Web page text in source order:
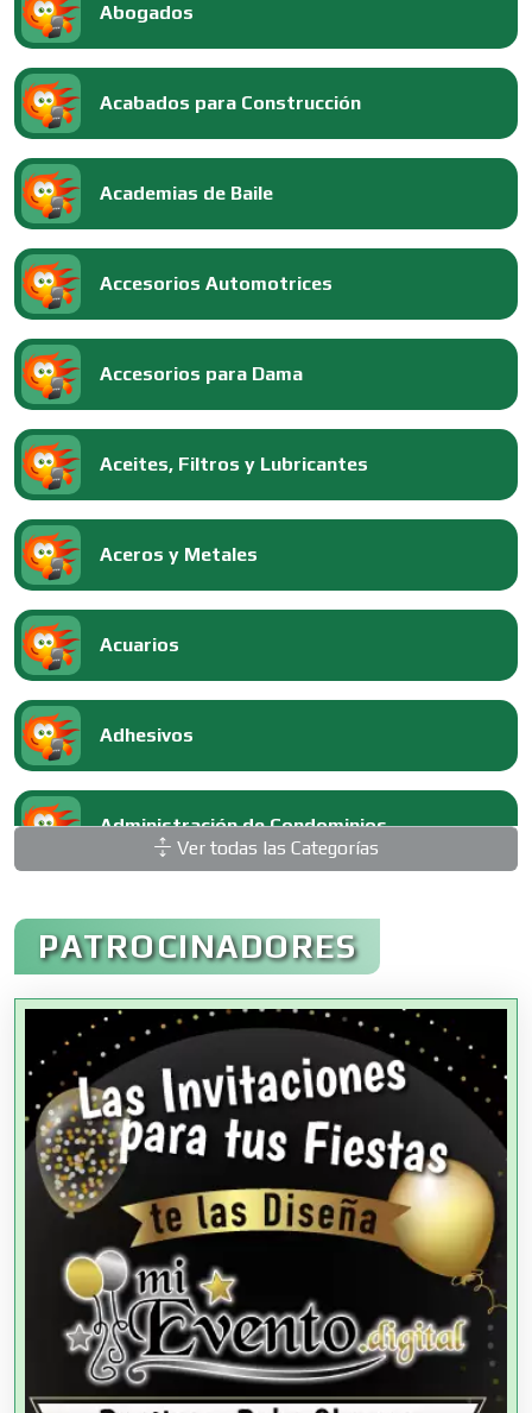
Abogados
Acabados para Construcción
Academias de Baile
Accesorios Automotrices
Accesorios para Dama
Aceites, Filtros y Lubricantes
Aceros y Metales
Acuarios
Adhesivos
Administración de Condominios
Administración de Empresas
Agencias Aduanales
Agencias de Autos
Agencias de Cobranza
Agencias de Colocación
Agencias de Modelos
Ver todas las Categorías
PATROCINADORES